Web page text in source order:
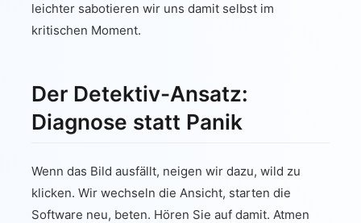
leichter sabotieren wir uns damit selbst im
kritischen Moment.
Der Detektiv-Ansatz:
Diagnose statt Panik
Wenn das Bild ausfällt, neigen wir dazu, wild zu
klicken. Wir wechseln die Ansicht, starten die
Software neu, beten. Hören Sie auf damit. Atmen